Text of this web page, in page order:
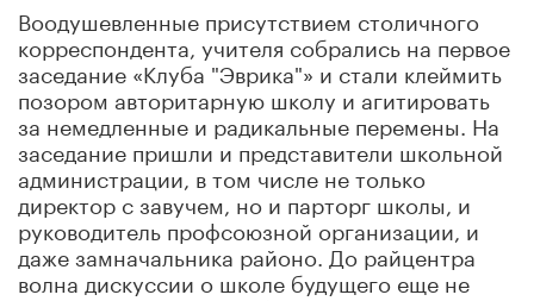
Воодушевленные присутствием столичного
корреспондента, учителя собрались на первое
заседание «Клуба "Эврика"» и стали клеймить
позором авторитарную школу и агитировать
за немедленные и радикальные перемены. На
заседание пришли и представители школьной
администрации, в том числе не только
директор с завучем, но и парторг школы и
руководитель профсоюзной организации, и
даже замначальника районо. До райцентра
волна дискуссии о школе будущего еще не